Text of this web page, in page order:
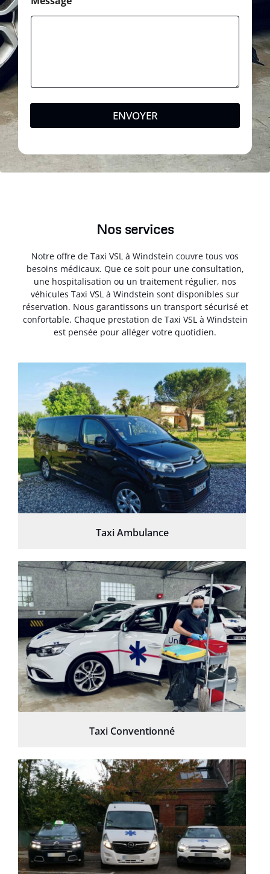
ENVOYER
Nos services
Notre offre de Taxi VSL à Windstein couvre tous vos
besoins médicaux. Que ce soit pour une consultation,
une hospitalisation ou un traitement régulier, nos
véhicules Taxi VSL à Windstein sont disponibles sur
réservation. Nous garantissons un transport sécurisé et
confortable. Chaque prestation de Taxi VSL à Windstein
est pensée pour alléger votre quotidien.
Taxi Ambulance
Taxi Conventionné